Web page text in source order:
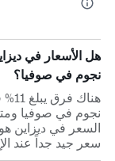
نجوم في صوفيا؟
سعر جيد جداً عند